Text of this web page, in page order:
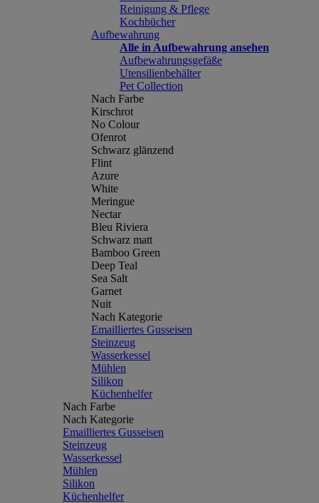
Reinigung & Pflege
Kochbücher
Aufbewahrung
Alle in Aufbewahrung ansehen
Aufbewahrungsgefäße
Utensilienbehälter
Pet Collection
Nach Farbe
Kirschrot
No Colour
Ofenrot
Schwarz glänzend
Flint
Azure
White
Meringue
Nectar
Bleu Riviera
Schwarz matt
Bamboo Green
Deep Teal
Sea Salt
Garnet
Nuit
Nach Kategorie
Emailliertes Gusseisen
Steinzeug
Wasserkessel
Mühlen
Silikon
Küchenhelfer
Nach Farbe
Nach Kategorie
Emailliertes Gusseisen
Steinzeug
Wasserkessel
Mühlen
Silikon
Küchenhelfer